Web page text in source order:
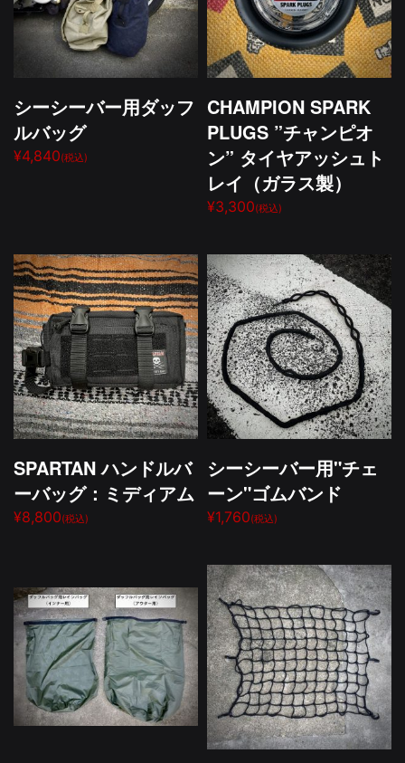
シーシーバー用ダッフ
ルバッグ
¥4,840(税込)
CHAMPION SPARK
PLUGS ”チャンピオ
ン” タイヤアッシュト
レイ（ガラス製）
¥3,300(税込)
SPARTAN ハンドルバ
ーバッグ：ミディアム
¥8,800(税込)
シーシーバー用"チェ
ーン"ゴムバンド
¥1,760(税込)